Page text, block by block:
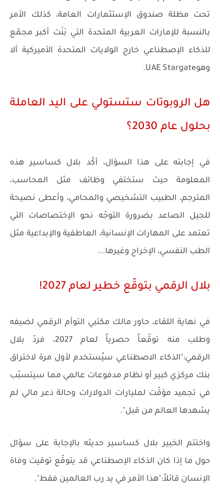
تحت مظلة صندوق الإستثمارات العامة، كذلك الأمر
بالنسبة للإمارات العربية المتحدة التي بَنَت أكبر مجمّع
للذكاء الإصطناعي خارج الولايات المتحدة الأميركية ألا
وهوUAE Stargate.
هل الروبوتات ستستولي على اليد العاملة
بحلول عام 2030؟
في إجابته على هذا السؤال، أكّد بلال كساسير هذه
المعلومة حيث ستختفي وظائف مثل المحاسب،
المترجم، الطبيب التشخيصي والمحامي، وأعطى نصيحة
للجيل الصاعد بضرورة التوجّه نحو الإختصاصات التي
تعتمد على المهارات الإنسانية، العاطفية والإبداعية مثل
الطب النفسي، الإخراج وغيرها...
بلال الرقمي بتوقّع خطير لعام 2027!
في نهاية اللقاء، حاور مالك مكتبي التوأم الرقمي لضيفه
وطلب منه توقّعاً حصرياً لعام 2027، فردّ بلال
الرقمي:"الذكاء الاصطناعي سيُستخدم لأول مرة لاختراق
بنك مركزي كبير أو نظام مدفوعات عالمي مما سيتسبّب
في تجميد مؤقّت لمليارات الدولارات وحالة ذعر مالي لم
يشهدها العالم من قبل".
واختتم الخبير بلال كساسير حديثه بالإجابة على سؤال
حول ما إذا كان الذكاء الإصطناعي قد يتوقّع توقيت وفاة
الإنسان قائلاً:"هذا الأمر في يد رب العالمين فقط".